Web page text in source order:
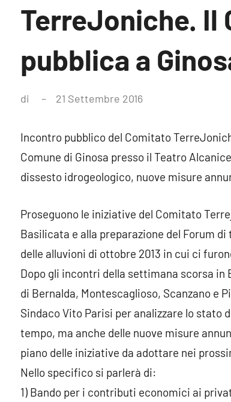
TerreJoniche. Il
pubblica a
di 21 Settembre 2016
Incontro pubblico del Comitato
Comune di Ginosa presso il Teatro
dissesto idrogeologico, nuove misure
Proseguono le iniziative del Comitato
Basilicata e alla preparazione del Forum
delle alluvioni di ottobre 2013 in cui ci
Dopo gli incontri della settimana scorsa
di Bernalda, Montescaglioso, Scanzano e
Sindaco Vito Parisi per analizzare lo stato
tempo, ma anche delle nuove misure
piano delle iniziative da adottare nei
Nello specifico si parlerà di:
1) Bando per i contributi economici ai